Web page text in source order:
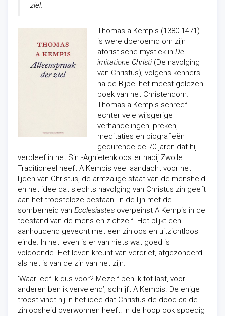
ziel.
Thomas a Kempis (1380-1471)
is wereldberoemd om zijn
aforistische mystiek in De
imitatione Christi (De navolging
van Christus); volgens kenners
na de Bijbel het meest gelezen
boek van het Christendom.
Thomas a Kempis schreef
echter vele wijsgerige
verhandelingen, preken,
meditaties en biografieën
gedurende de 70 jaren dat hij
verbleef in het Sint-Agnietenklooster nabij Zwolle.
Traditioneel heeft A Kempis veel aandacht voor het
lijden van Christus, de armzalige staat van de mensheid
en het idee dat slechts navolging van Christus zin geeft
aan het troosteloze bestaan. In de lijn met de
somberheid van Ecclesiastes overpeinst A Kempis in de
toestand van de mens en zichzelf. Het blijkt een
aanhoudend gevecht met een zinloos en uitzichtloos
einde. In het leven is er van niets wat goed is
voldoende. Het leven kreunt van verdriet, afgezonderd
als het is van de zin van het zijn.
‘Waar leef ik dus voor? Mezelf ben ik tot last, voor
anderen ben ik vervelend’, schrijft A Kempis. De enige
troost vindt hij in het idee dat Christus de dood en de
zinloosheid overwonnen heeft. In de hoop ook spoedig